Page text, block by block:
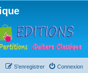
Connexion
S’enregistrer